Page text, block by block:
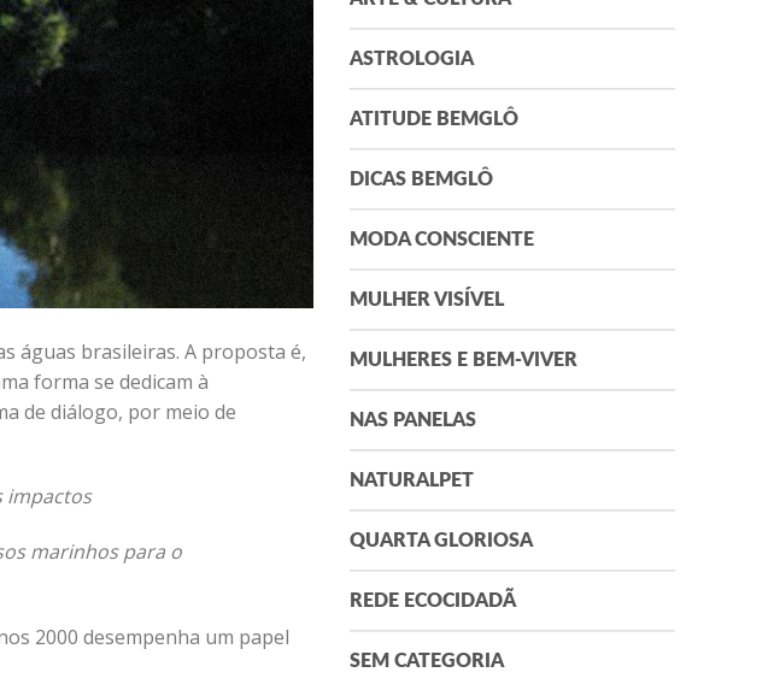
águas brasileiras. A proposta é,
forma se dedicam à
de diálogo, por meio de
impactos
marinhos para o
2000 desempenha um papel
ASTROLOGIA
ATITUDE BEMGLÔ
DICAS BEMGLÔ
MODA CONSCIENTE
MULHER VISÍVEL
MULHERES E BEM-VIVER
NAS PANELAS
NATURALPET
QUARTA GLORIOSA
REDE ECOCIDADÃ
SEM CATEGORIA